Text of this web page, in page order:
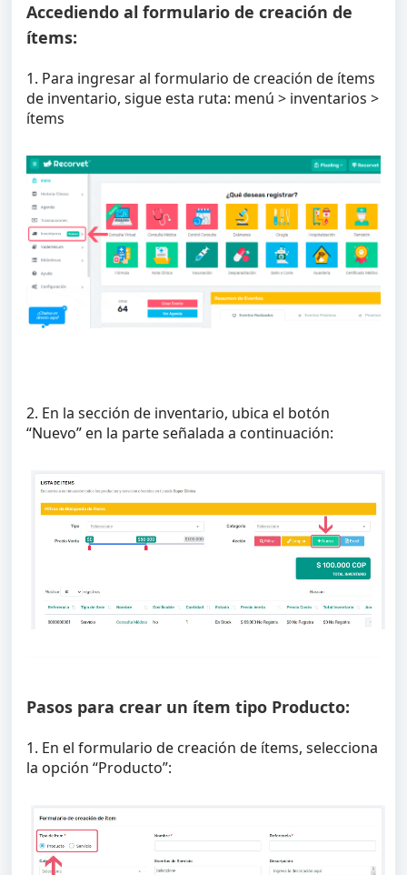
Accediendo al formulario de creación de
ítems:
1. Para ingresar al formulario de creación de ítems
de inventario, sigue esta ruta: menú > inventarios >
ítems
2. En la sección de inventario, ubica el botón
“Nuevo” en la parte señalada a continuación:
Pasos para crear un ítem tipo Producto:
1. En el formulario de creación de ítems, selecciona
la opción “Producto”: